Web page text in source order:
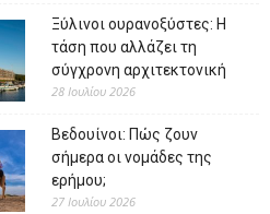
Ξύλινοι ουρανοξύστες: Η
τάση που αλλάζει τη
σύγχρονη αρχιτεκτονική
28 Ιουλίου 2026
Βεδουίνοι: Πώς ζουν
σήμερα οι νομάδες της
ερήμου;
27 Ιουλίου 2026